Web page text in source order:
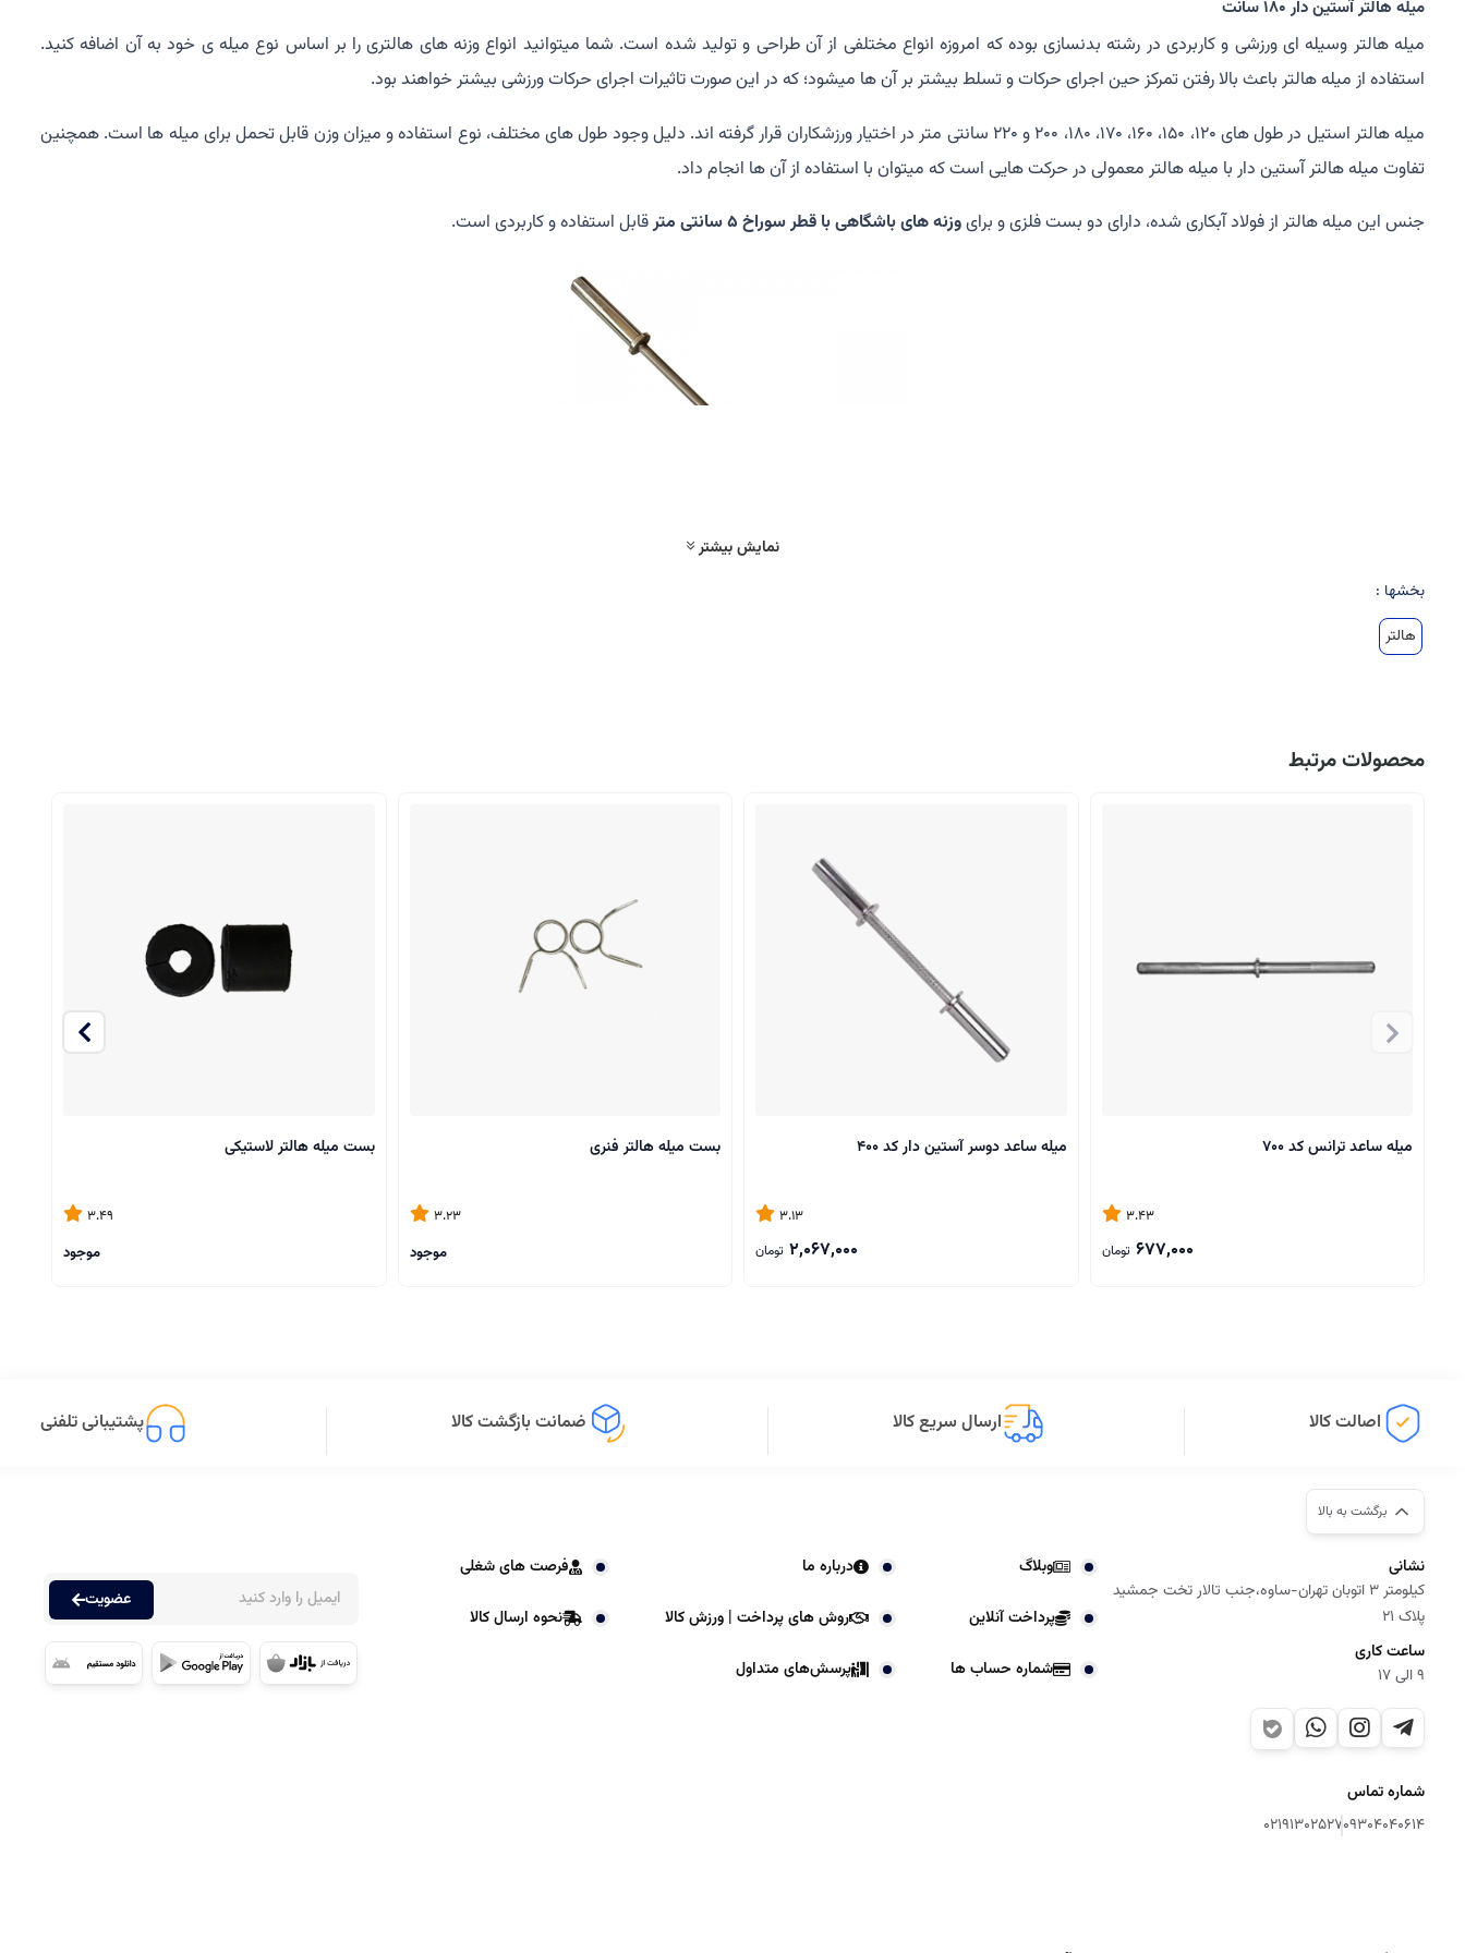
میله هالتر آستین دار 180 سانت
میله هالتر وسیله ای ورزشی و کاربردی در رشته بدنسازی بوده که امروزه انواع مختلفی از آن طراحی و تولید شده است. شما میتوانید انواع وزنه های هالتری را بر اساس نوع میله ی خود به آن اضافه کنید.
استفاده از میله هالتر باعث بالا رفتن تمرکز حین اجرای حرکات و تسلط بیشتر بر آن ها میشود؛ که در این صورت تاثیرات اجرای حرکات ورزشی بیشتر خواهند بود.
میله هالتر استیل در طول های 120، 150، 160، 170، 180، 200 و 220 سانتی متر در اختیار ورزشکاران قرار گرفته اند. دلیل وجود طول های مختلف، نوع استفاده و میزان وزن قابل تحمل برای میله ها است. همچنین
تفاوت میله هالتر آستین دار با میله هالتر معمولی در حرکت هایی است که میتوان با استفاده از آن ها انجام داد.
جنس این میله هالتر از فولاد آبکاری شده، دارای دو بست فلزی و برایوزنه های باشگاهی با قطر سوراخ 5 سانتی متر قابل استفاده و کاربردی است.
نمایش بیشتر
بخشها :
هالتر
محصولات مرتبط
میله ساعد ترانس کد 700
3.43
677,000 تومان
میله ساعد دوسر آستین دار کد 400
3.13
2,067,000 تومان
بست میله هالتر فنری
3.23
موجود
بست میله هالتر لاستیکی
3.49
موجود
اصالت کالا ارسال سریع کالا ضمانت بازگشت کالا پشتیبانی تلفنی
برگشت به بالا
نشانی
کیلومتر 3 اتوبان تهران-ساوه،جنب تالار تخت جمشید
پلاک 21
ساعت کاری
9 الی 17
شماره تماس
09304040614
02191302527
وبلاگ درباره ما فرصت های شغلی
پرداخت آنلاین روش های پرداخت | ورزش کالا نحوه ارسال کالا
شماره حساب ها پرسش‌های متداول
عضویت